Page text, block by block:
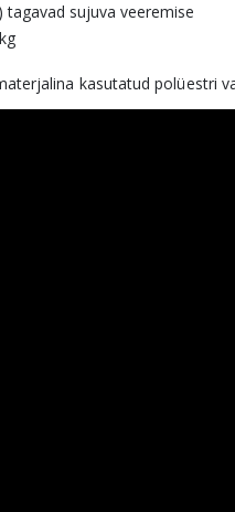
sujuva veeremise
kasutatud polüestri